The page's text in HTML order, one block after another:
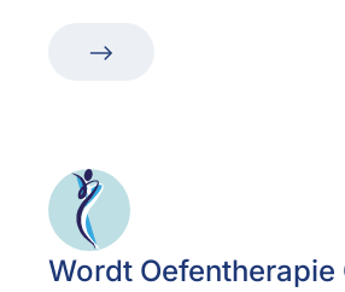
Wordt Oefentherapie